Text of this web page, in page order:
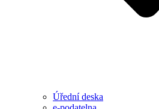
Úřední deska